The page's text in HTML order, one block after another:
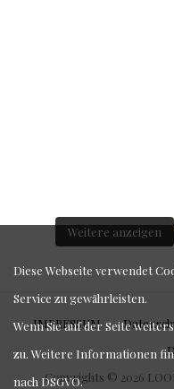
Weitere anzeigen
IMPRESSUM
Copyrights © 2026
Diese Webseite verwendet
Service zu gewährleisten.
Wenn Sie auf der Seite
zu. Weitere Informationen
nach DSGVO.